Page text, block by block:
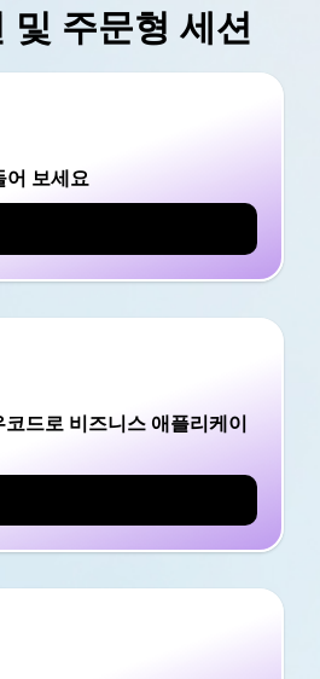
및 주문형 세션
보세요
드로 비즈니스 애플리케이